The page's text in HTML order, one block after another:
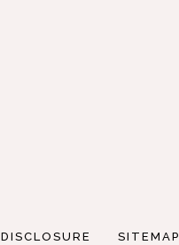
DISCLOSURE SITEMAP